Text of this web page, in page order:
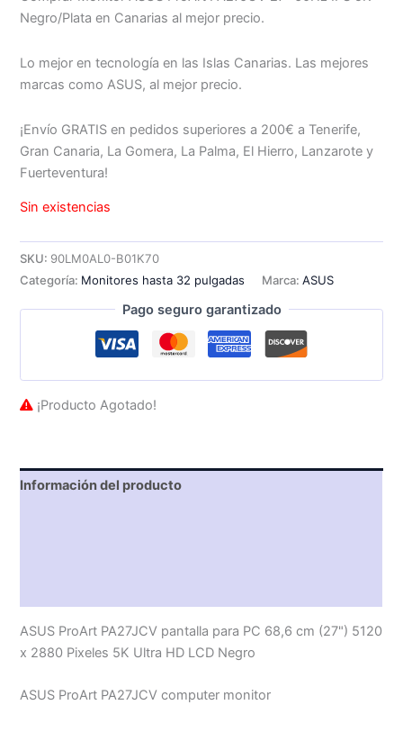
Negro/Plata en Canarias al mejor precio.
Lo mejor en tecnología en las Islas Canarias. Las mejores
marcas como ASUS, al mejor precio.
¡Envío GRATIS en pedidos superiores a 200€ a Tenerife,
Gran Canaria, La Gomera, La Palma, El Hierro, Lanzarote y
Fuerteventura!
Sin existencias
SKU: 90LM0AL0-B01K70
Categoría: Monitores hasta 32 pulgadas Marca:ASUS
Pago seguro garantizado
¡Producto Agotado!
Información del producto
ASUS ProArt PA27JCV pantalla para PC 68,6 cm (27") 5120
x 2880 Pixeles 5K Ultra HD LCD Negro
ASUS ProArt PA27JCV computer monitor